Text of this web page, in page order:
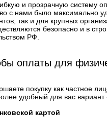
и прозрачную систему
с нами было максимально
так и для крупных
безопасно и в
РФ.
оплаты для
покупку как частное
удобный для вас вариант
картой